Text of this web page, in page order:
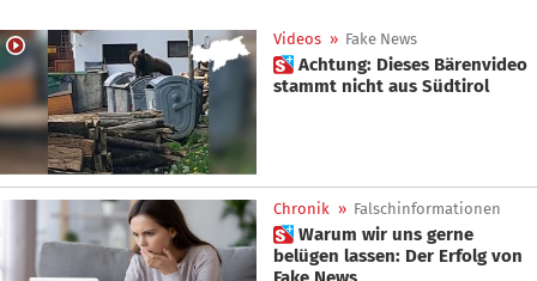
Videos » Fake News
 Achtung: Dieses Bärenvideo
stammt nicht aus Südtirol
Chronik » Falschinformationen
 Warum wir uns gerne
belügen lassen: Der Erfolg von